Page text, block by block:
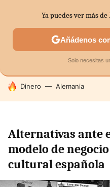
SECTORES ECONOMÍA
HOY SE HABLA DE
Dinero Alemania
Alternativas ante
modelo de
cultural española
Ya puedes ver más de
Añádenos
Solo necesitas